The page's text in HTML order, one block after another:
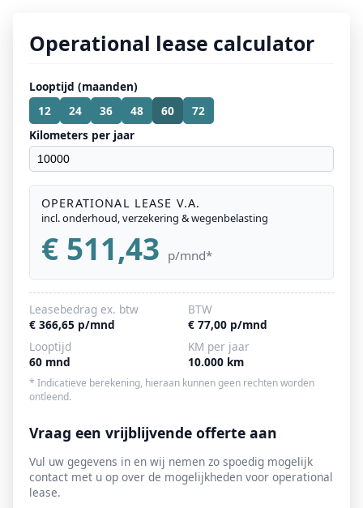
Operational lease calculator
Looptijd (maanden)
12
24 36 48 60
72
Kilometers per jaar
OPERATIONAL LEASE V.A.
incl. onderhoud, verzekering & wegenbelasting
€ 511,43 p/mnd*
Leasebedrag ex. btw
€ 366,65 p/mnd
BTW
€ 77,00 p/mnd
Looptijd
60 mnd
KM per jaar
10.000 km
* Indicatieve berekening, hieraan kunnen geen rechten worden
ontleend.
Vraag een vrijblijvende offerte aan
Vul uw gegevens in en wij nemen zo spoedig mogelijk
contact met u op over de mogelijkheden voor operational
lease.